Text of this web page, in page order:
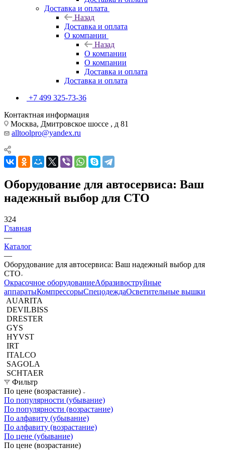
Доставка и оплата
Назад
Доставка и оплата
О компании
Назад
О компании
О компании
Доставка и оплата
Доставка и оплата
+7 499 325-73-36
Контактная информация
Москва, Дмитровское шоссе , д 81
alltoolpro@yandex.ru
Оборудование для автосервиса: Ваш
надежный выбор для СТО
324
Главная
—
Каталог
—
Оборудование для автосервиса: Ваш надежный выбор для
СТО
Окрасочное оборудованиеAбразивоструйные
аппаратыКомпрессорыСпецодеждаОсветительные вышки
AUARITA
DEVILBISS
DRESTER
GYS
HYVST
IRT
ITALCO
SAGOLA
SCHTAER
Фильтр
По цене (возрастание)
По популярности (убывание)
По популярности (возрастание)
По алфавиту (убывание)
По алфавиту (возрастание)
По цене (убывание)
По цене (возрастание)